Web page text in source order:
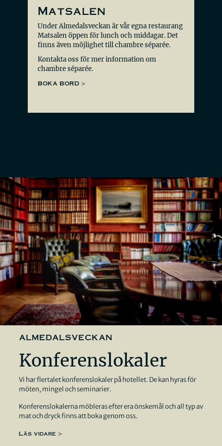
Matsalen
Under Almedalsveckan är vår egna restaurang
Matsalen öppen för lunch och middagar. Det
finns även möjlighet till chambre séparée.
Kontakta oss för mer information om
chambre séparée.
BOKA BORD >
almedalsveckan
Konferenslokaler
Vi har flertalet konferenslokaler på hotellet. De kan hyras för
möten, mingel och seminarier.
Konferenslokalerna möbleras efter era önskemål och all typ av
mat och dryck finns att boka genom oss.
Läs vidare >